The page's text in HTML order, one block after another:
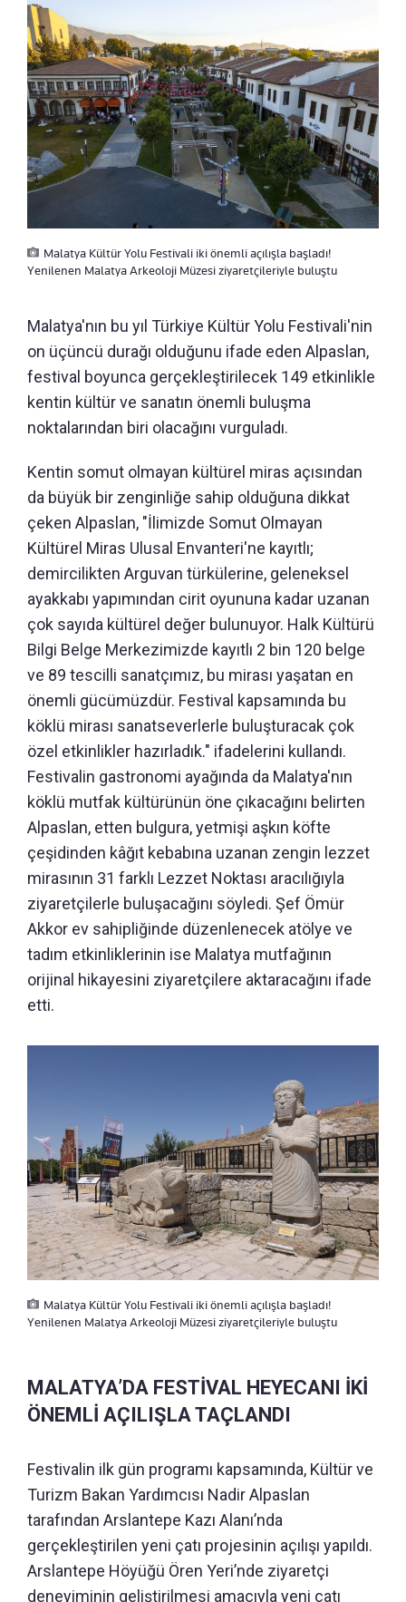
Malatya Kültür Yolu Festivali iki önemli açılışla başladı!
Yenilenen Malatya Arkeoloji Müzesi ziyaretçileriyle buluştu
Malatya'nın bu yıl Türkiye Kültür Yolu Festivali'nin
on üçüncü durağı olduğunu ifade eden Alpaslan,
festival boyunca gerçekleştirilecek 149 etkinlikle
kentin kültür ve sanatın önemli buluşma
noktalarından biri olacağını vurguladı.
Kentin somut olmayan kültürel miras açısından
da büyük bir zenginliğe sahip olduğuna dikkat
çeken Alpaslan, "İlimizde Somut Olmayan
Kültürel Miras Ulusal Envanteri'ne kayıtlı;
demircilikten Arguvan türkülerine, geleneksel
ayakkabı yapımından cirit oyununa kadar uzanan
çok sayıda kültürel değer bulunuyor. Halk Kültürü
Bilgi Belge Merkezimizde kayıtlı 2 bin 120 belge
ve 89 tescilli sanatçımız, bu mirası yaşatan en
önemli gücümüzdür. Festival kapsamında bu
köklü mirası sanatseverlerle buluşturacak çok
özel etkinlikler hazırladık." ifadelerini kullandı.
Festivalin gastronomi ayağında da Malatya'nın
köklü mutfak kültürünün öne çıkacağını belirten
Alpaslan, etten bulgura, yetmişi aşkın köfte
çeşidinden kâğıt kebabına uzanan zengin lezzet
mirasının 31 farklı Lezzet Noktası aracılığıyla
ziyaretçilerle buluşacağını söyledi. Şef Ömür
Akkor ev sahipliğinde düzenlenecek atölye ve
tadım etkinliklerinin ise Malatya mutfağının
orijinal hikayesini ziyaretçilere aktaracağını ifade
etti.
Malatya Kültür Yolu Festivali iki önemli açılışla başladı!
Yenilenen Malatya Arkeoloji Müzesi ziyaretçileriyle buluştu
MALATYA’DA FESTİVAL HEYECANI İKİ
ÖNEMLİ AÇILIŞLA TAÇLANDI
Festivalin ilk gün programı kapsamında, Kültür ve
Turizm Bakan Yardımcısı Nadir Alpaslan
tarafından Arslantepe Kazı Alanı’nda
gerçekleştirilen yeni çatı projesinin açılışı yapıldı.
Arslantepe Höyüğü Ören Yeri’nde ziyaretçi
deneyiminin geliştirilmesi amacıyla yeni çatı